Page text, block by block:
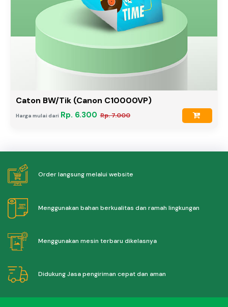
Caton BW/Tik (Canon C10000VP)
Harga mulai dari Rp. 6.300 Rp. 7.000
Order langsung melalui website
Menggunakan bahan berkualitas dan ramah lingkungan
Menggunakan mesin terbaru dikelasnya
Didukung Jasa pengiriman cepat dan aman